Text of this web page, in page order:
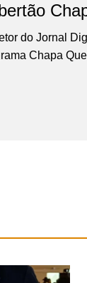
do Jornal
Chapa